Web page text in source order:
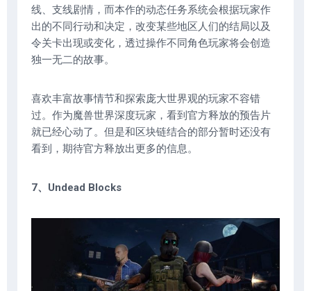
线、支线剧情，而本作的动态任务系统会根据玩家作
出的不同行动和决定，改变某些地区人们的结局以及
令关卡出现或变化，透过操作不同角色玩家将会创造
独一无二的故事。
喜欢丰富故事情节和探索庞大世界观的玩家不容错
过。作为魔兽世界深度玩家，看到官方释放的预告片
就已经心动了。但是和区块链结合的部分暂时还没有
看到，期待官方释放出更多的信息。
7、Undead Blocks